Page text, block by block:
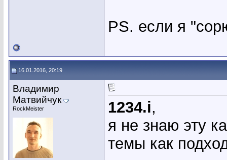
PS. если я
16.01.2016, 20:19
Владимир
Матвийчук
RockMeister 1234.i,
я не знаю эту
темы как